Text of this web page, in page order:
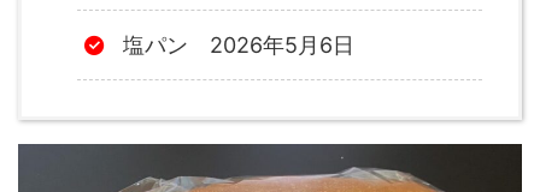
塩パン 2026年5月6日